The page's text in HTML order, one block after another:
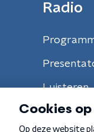
Radio
Luisteren